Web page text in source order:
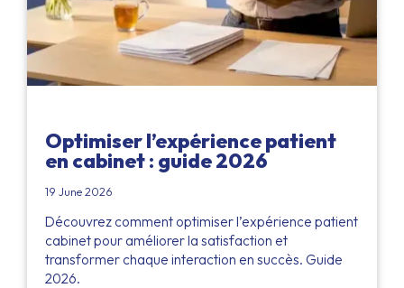
Optimiser l’expérience patient
en cabinet : guide 2026
19 June 2026
Découvrez comment optimiser l’expérience patient
cabinet pour améliorer la satisfaction et
transformer chaque interaction en succès. Guide
2026.